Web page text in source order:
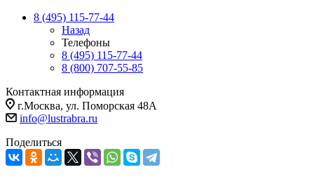
8 (495) 115-77-44
Назад
Телефоны
8 (495) 115-77-44
8 (800) 707-55-85
Контактная информация
г.Москва, ул. Поморская 48А
info@lustrabra.ru
Поделиться